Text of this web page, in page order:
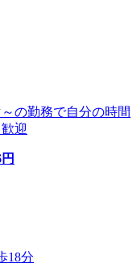
の勤務で自分の時間
迎
円
18分